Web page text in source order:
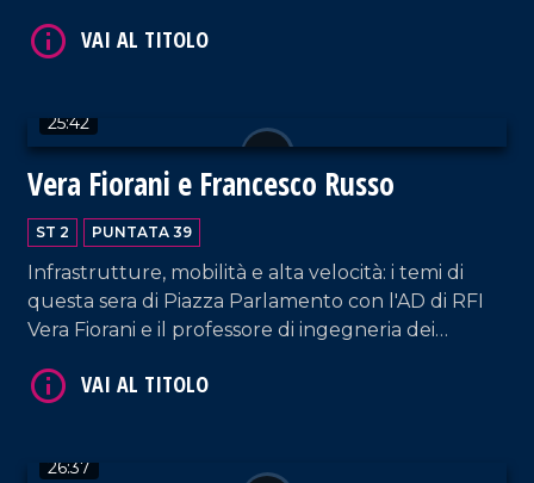
25:42
Vera Fiorani e Francesco Russo
ST 2 PUNTATA 39
Infrastrutture, mobilità e alta velocità: i temi di
questa sera di Piazza Parlamento con l'AD di RFI
Vera Fiorani e il professore di ingegneria dei
Russo.
26:37
VAI AL TITOLO